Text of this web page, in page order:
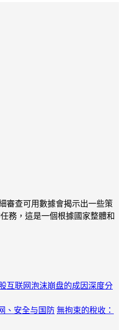
審查可用數據會揭示出一些策
務，這是一個根據國家整體和
互联网泡沫崩盘的成因深度分
、安全与国防 無拘束的稅收：